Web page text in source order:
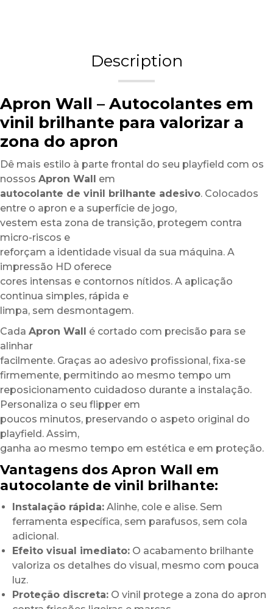
Description
Apron Wall – Autocolantes em
vinil brilhante para valorizar a
zona do apron
Dê mais estilo à parte frontal do seu playfield com os
nossos Apron Wall em
autocolante de vinil brilhante adesivo. Colocados
entre o apron e a superfície de jogo,
vestem esta zona de transição, protegem contra
micro-riscos e
reforçam a identidade visual da sua máquina. A
impressão HD oferece
cores intensas e contornos nítidos. A aplicação
continua simples, rápida e
limpa, sem desmontagem.
Cada Apron Wall é cortado com precisão para se
alinhar
facilmente. Graças ao adesivo profissional, fixa-se
firmemente, permitindo ao mesmo tempo um
reposicionamento cuidadoso durante a instalação.
Personaliza o seu flipper em
poucos minutos, preservando o aspeto original do
playfield. Assim,
ganha ao mesmo tempo em estética e em proteção.
Vantagens dos Apron Wall em
autocolante de vinil brilhante:
Instalação rápida: Alinhe, cole e alise. Sem
ferramenta específica, sem parafusos, sem cola
adicional.
Efeito visual imediato: O acabamento brilhante
valoriza os detalhes do visual, mesmo com pouca
luz.
Proteção discreta: O vinil protege a zona do apron